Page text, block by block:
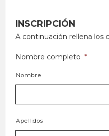
INSCRIPCIÓN
A continuación rellena los
Nombre completo *
Nombre
Apellidos